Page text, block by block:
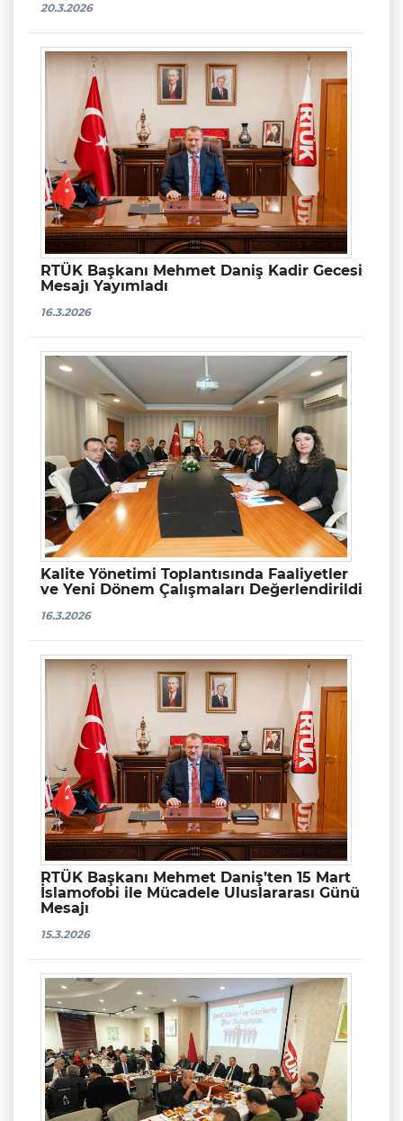
20.3.2026
RTÜK Başkanı Mehmet Daniş Kadir Gecesi
Mesajı Yayımladı
16.3.2026
Kalite Yönetimi Toplantısında Faaliyetler
ve Yeni Dönem Çalışmaları Değerlendirildi
16.3.2026
RTÜK Başkanı Mehmet Daniş’ten 15 Mart
İslamofobi ile Mücadele Uluslararası Günü
Mesajı
15.3.2026